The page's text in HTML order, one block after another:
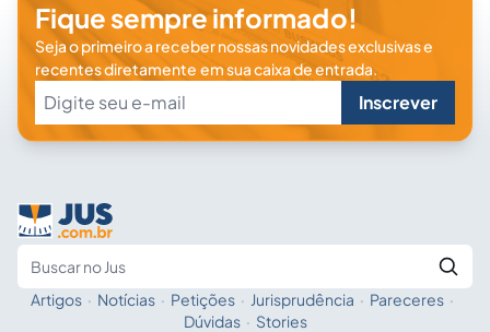
Fique sempre informado!
Seja o primeiro a receber nossas novidades exclusivas e
recentes diretamente em sua caixa de entrada.
Inscrever
Fale com a IA
Artigos · Notícias · Petições · Jurisprudência · Pareceres ·
Dúvidas · Stories